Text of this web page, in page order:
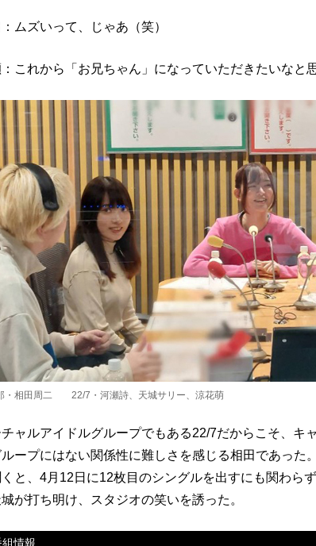
ムズいって、じゃあ（笑）
これから「お兄ちゃん」になっていただきたいなと
・相田周二 22/7・河瀬詩、天城サリー、涼花萌
ャルアイドルグループでもある22/7だからこそ、キ
ープにはない関係性に難しさを感じる相田であった
くと、4月12日に12枚目のシングルを出すにも関わら
が打ち明け、スタジオの笑いを誘った。
組情報